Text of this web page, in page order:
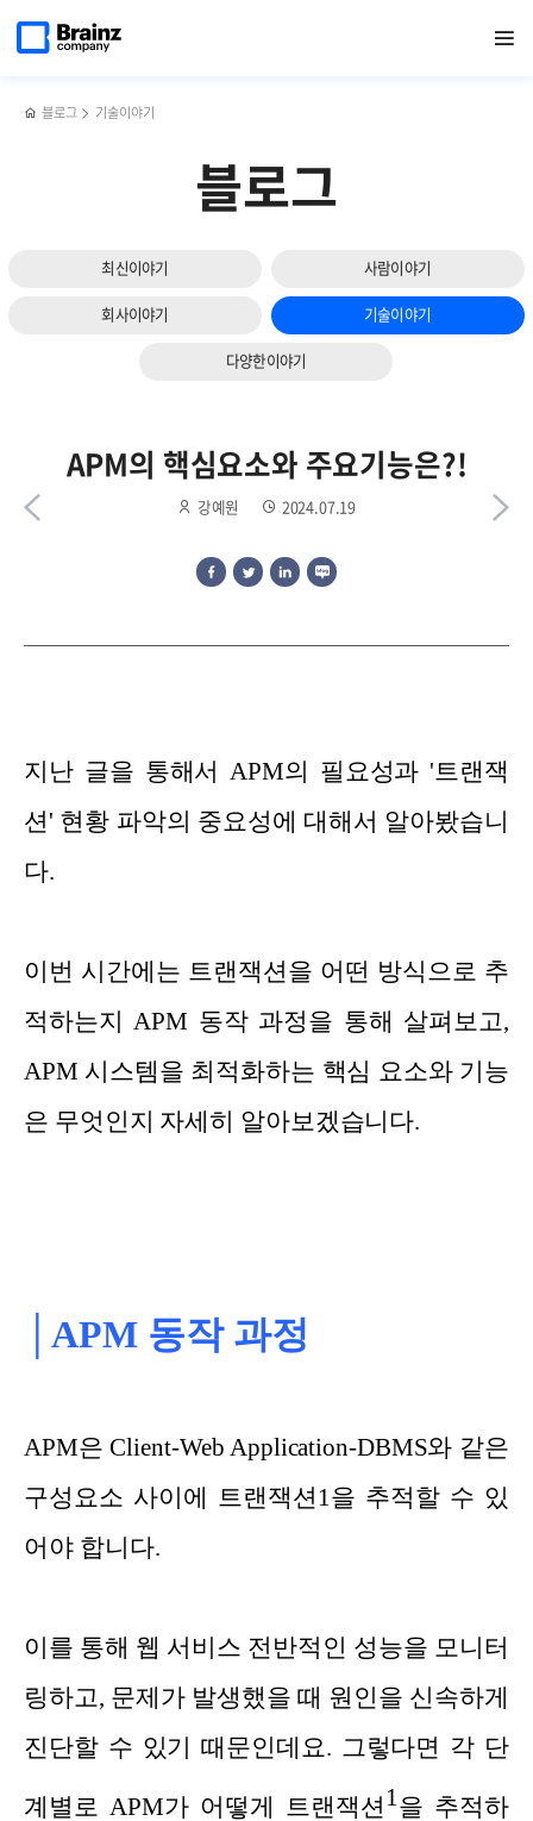
열기
페이지로
블로그 기술이야기
블로그
최신이야기 사람이야기
회사이야기 기술이야기
다양한이야기
모니터링의
중요성과
APM의 핵심요소와 주요기능은?!
강예원 2024.07.19
(Observability)
지난 글을 통해서 APM의 필요성과 '트랜잭
션' 현황 파악의 중요성에 대해서 알아봤습니
다.
이번 시간에는 트랜잭션을 어떤 방식으로 추
적하는지 APM 동작 과정을 통해 살펴보고,
APM 시스템을 최적화하는 핵심 요소와 기능
은 무엇인지 자세히 알아보겠습니다.
│APM 동작 과정
APM은 Client-Web Application-DBMS와 같은
구성요소 사이에 트랜잭션1을 추적할 수 있
어야 합니다.
이를 통해 웹 서비스 전반적인 성능을 모니터
링하고, 문제가 발생했을 때 원인을 신속하게
진단할 수 있기 때문인데요. 그렇다면 각 단
계별로 APM가 어떻게 트랜잭션 1을 추적하
다음
슬라이드